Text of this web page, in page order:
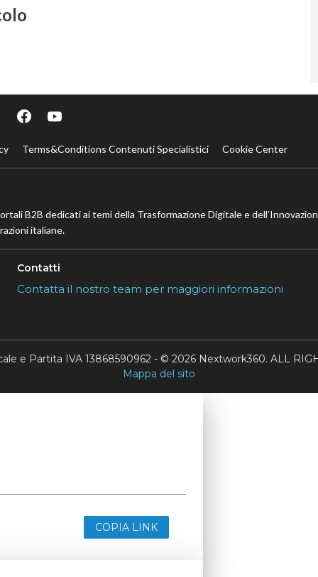
Terms&Conditions Contenuti Specialistici Cookie Center
B2B dedicati ai temi della Trasformazione Digitale e
italiane.
Contatti
Contatta il nostro team per maggiori informazioni
e Partita IVA 13868590962 - © 2026 Nextwork360. ALL
Mappa del sito
COPIA LINK